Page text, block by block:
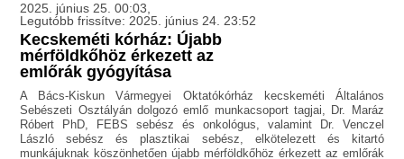
2025. június 25. 00:03,
Legutóbb frissítve: 2025. június 24. 23:52
Kecskeméti kórház: Újabb
mérföldkőhöz érkezett az
emlőrák gyógyítása
A Bács-Kiskun Vármegyei Oktatókórház kecskeméti Általános
Sebészeti Osztályán dolgozó emlő munkacsoport tagjai, Dr. Maráz
Róbert PhD, FEBS sebész és onkológus, valamint Dr. Venczel
László sebész és plasztikai sebész, elkötelezett és kitartó
munkájuknak köszönhetően újabb mérföldkőhöz érkezett az emlőrák